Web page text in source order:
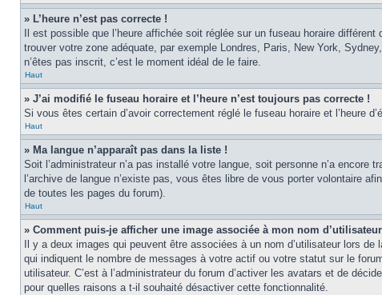
» L’heure n’est pas correcte !
Il est possible que l’heure affichée soit réglée sur un fuseau horaire
trouver votre zone adéquate, par exemple Londres, Paris, New York,
n’êtes pas inscrit, c’est le moment idéal de le faire.
Haut
» J’ai modifié le fuseau horaire et l’heure n’est toujours pas correcte !
Si vous êtes certain d’avoir correctement réglé le fuseau horaire et l’heure
Haut
» Ma langue n’apparaît pas dans la liste !
Soit l’administrateur n’a pas installé votre langue, soit personne n’a
l’archive de langue n’existe pas, vous êtes libre de vous porter volontaire
de toutes les pages du forum).
Haut
» Comment puis-je afficher une image associée à mon nom
Il y a deux images qui peuvent être associées à un nom d’utilisateur lors
qui indiquent le nombre de messages à votre actif ou votre statut sur le
utilisateur. C’est à l’administrateur du forum d’activer les avatars et de
pour quelles raisons a t-il souhaité désactiver cette fonctionnalité.